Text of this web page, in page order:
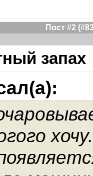
Пост #2
запах